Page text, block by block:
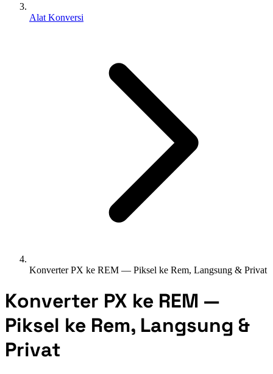
Alat Konversi
Konverter PX ke REM — Piksel ke Rem, Langsung & Privat
Konverter PX ke REM —
Piksel ke Rem, Langsung &
Privat